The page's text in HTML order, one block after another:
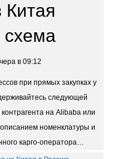
Китая
схема
в 09:12
при прямых закупках у
следующей
на Alibaba или
номенклатуры и
карго-оператора…